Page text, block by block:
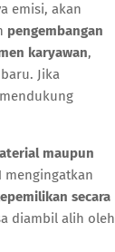
emisi, akan
pengembangan
karyawan,
Jika
maupun
mengingatkan
secara
diambil alih oleh